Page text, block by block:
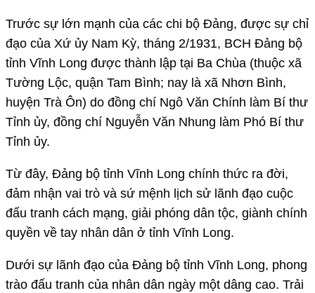
Trước sự lớn mạnh của các chi bộ Đảng, được sự chỉ
đạo của Xứ ủy Nam Kỳ, tháng 2/1931, BCH Đảng bộ
tỉnh Vĩnh Long được thành lập tại Ba Chùa (thuộc xã
Tường Lộc, quận Tam Bình; nay là xã Nhơn Bình,
huyện Trà Ôn) do đồng chí Ngô Văn Chính làm Bí thư
Tỉnh ủy, đồng chí Nguyễn Văn Nhung làm Phó Bí thư
Tỉnh ủy.
Từ đây, Đảng bộ tỉnh Vĩnh Long chính thức ra đời,
đảm nhận vai trò và sứ mệnh lịch sử lãnh đạo cuộc
đấu tranh cách mạng, giải phóng dân tộc, giành chính
quyền về tay nhân dân ở tỉnh Vĩnh Long.
Dưới sự lãnh đạo của Đảng bộ tỉnh Vĩnh Long, phong
trào đấu tranh của nhân dân ngày một dâng cao. Trải